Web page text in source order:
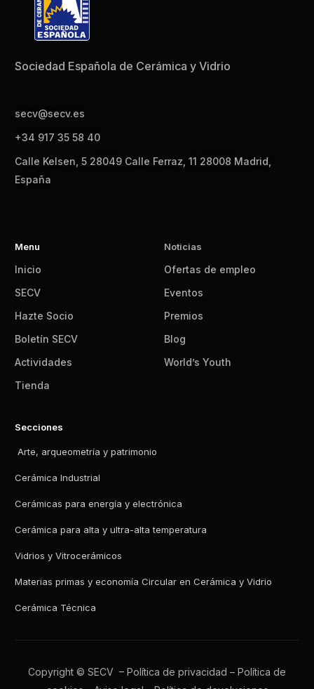
Sociedad Española de Cerámica y Vidrio
secv@secv.es
+34 917 35 58 40
Calle Kelsen, 5 28049 Calle Ferraz, 11 28008 Madrid,
España
Menu
Inicio
SECV
Hazte Socio
Boletín SECV
Actividades
Tienda
Noticias
Ofertas de empleo
Eventos
Premios
Blog
World’s Youth
Secciones
Arte, arqueometría y patrimonio
Cerámica Industrial
Cerámicas para energía y electrónica
Cerámica para alta y ultra-alta temperatura
Vidrios y Vitrocerámicos
Materias primas y economía Circular en Cerámica y Vidrio
Cerámica Técnica
Copyright © SECV – Política de privacidad – Política de